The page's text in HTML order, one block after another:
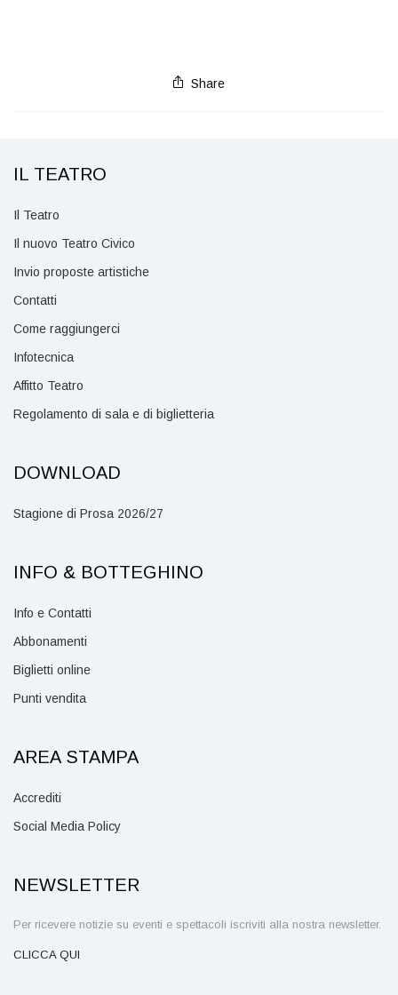
Share
IL TEATRO
Il Teatro
Il nuovo Teatro Civico
Invio proposte artistiche
Contatti
Come raggiungerci
Infotecnica
Affitto Teatro
Regolamento di sala e di biglietteria
DOWNLOAD
Stagione di Prosa 2026/27
INFO & BOTTEGHINO
Info e Contatti
Abbonamenti
Biglietti online
Punti vendita
AREA STAMPA
Accrediti
Social Media Policy
NEWSLETTER
Per ricevere notizie su eventi e spettacoli iscriviti alla nostra newsletter.
CLICCA QUI